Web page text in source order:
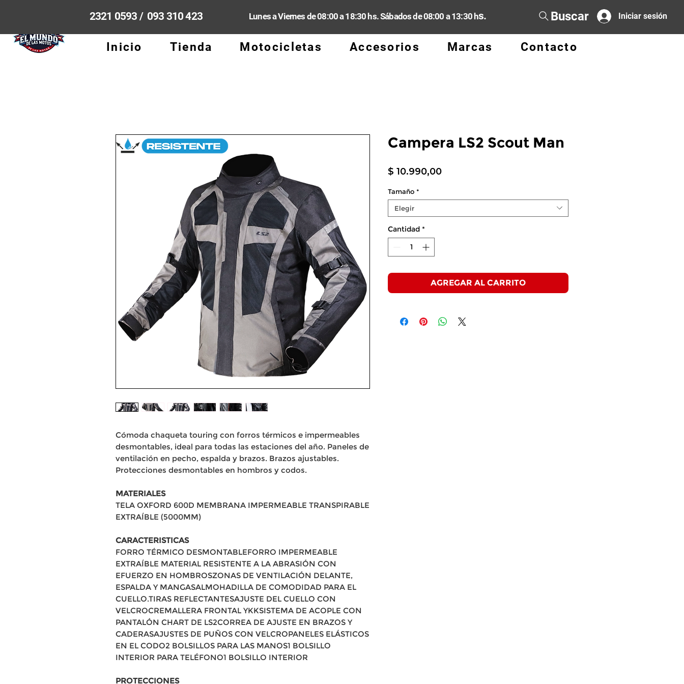
2321 0593 / 093 310 423 Lunes a Viernes de 08:00 a 18:30 hs. Sábados de 08:00 a 13:30 hs. Buscar Iniciar sesión
Inicio Tienda Motocicletas Accesorios Marcas Contacto
Cómoda chaqueta touring con forros térmicos e impermeables
desmontables, ideal para todas las estaciones del año. Paneles de
ventilación en pecho, espalda y brazos. Brazos ajustables.
Protecciones desmontables en hombros y codos.
MATERIALES
TELA OXFORD 600D MEMBRANA IMPERMEABLE TRANSPIRABLE
EXTRAÍBLE (5000MM)
CARACTERISTICAS
FORRO TÉRMICO DESMONTABLEFORRO IMPERMEABLE
EXTRAÍBLE MATERIAL RESISTENTE A LA ABRASIÓN CON
EFUERZO EN HOMBROSZONAS DE VENTILACIÓN DELANTE,
ESPALDA Y MANGASALMOHADILLA DE COMODIDAD PARA EL
CUELLO.TIRAS REFLECTANTESAJUSTE DEL CUELLO CON
VELCROCREMALLERA FRONTAL YKKSISTEMA DE ACOPLE CON
PANTALÓN CHART DE LS2CORREA DE AJUSTE EN BRAZOS Y
CADERASAJUSTES DE PUÑOS CON VELCROPANELES ELÁSTICOS
EN EL CODO2 BOLSILLOS PARA LAS MANOS1 BOLSILLO
INTERIOR PARA TELÉFONO1 BOLSILLO INTERIOR
PROTECCIONES
Campera LS2 Scout Man
$ 10.990,00Precio
Tamaño *
Elegir
Cantidad *
AGREGAR AL CARRITO